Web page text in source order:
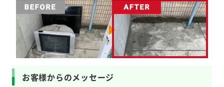
お客様からのメッセージ